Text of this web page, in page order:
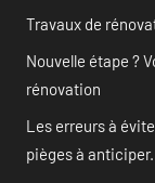
Travaux de
Nouvelle étape ?
rénovation
Les erreurs à
pièges à anticiper.